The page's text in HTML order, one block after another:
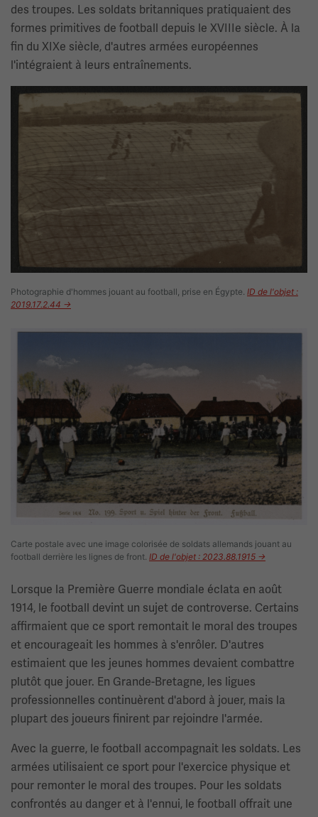
des troupes. Les soldats britanniques pratiquaient des
formes primitives de football depuis le XVIIIe siècle. À la
fin du XIXe siècle, d'autres armées européennes
l'intégraient à leurs entraînements.
Image(s)
Photographie d'hommes jouant au football, prise en Égypte. ID de l'objet :
2019.17.2.44 →
Carte postale avec une image colorisée de soldats allemands jouant au
football derrière les lignes de front. ID de l'objet : 2023.88.1915 →
Lorsque la Première Guerre mondiale éclata en août
1914, le football devint un sujet de controverse. Certains
affirmaient que ce sport remontait le moral des troupes
et encourageait les hommes à s'enrôler. D'autres
estimaient que les jeunes hommes devaient combattre
plutôt que jouer. En Grande-Bretagne, les ligues
professionnelles continuèrent d'abord à jouer, mais la
plupart des joueurs finirent par rejoindre l'armée.
Avec la guerre, le football accompagnait les soldats. Les
armées utilisaient ce sport pour l'exercice physique et
pour remonter le moral des troupes. Pour les soldats
confrontés au danger et à l'ennui, le football offrait une